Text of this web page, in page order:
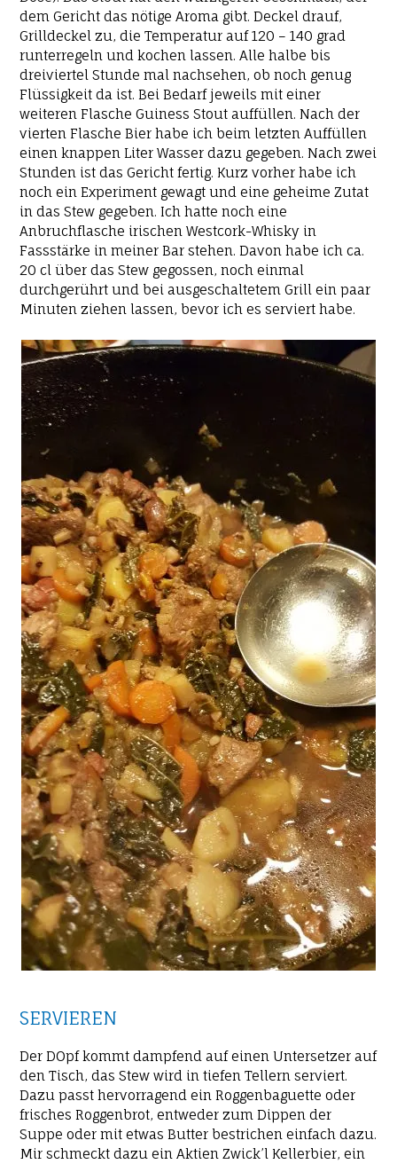
dem Gericht das nötige Aroma gibt. Deckel drauf,
Grilldeckel zu, die Temperatur auf 120 – 140 grad
runterregeln und kochen lassen. Alle halbe bis
dreiviertel Stunde mal nachsehen, ob noch genug
Flüssigkeit da ist. Bei Bedarf jeweils mit einer
weiteren Flasche Guiness Stout auffüllen. Nach der
vierten Flasche Bier habe ich beim letzten Auffüllen
einen knappen Liter Wasser dazu gegeben. Nach zwei
Stunden ist das Gericht fertig. Kurz vorher habe ich
noch ein Experiment gewagt und eine geheime Zutat
in das Stew gegeben. Ich hatte noch eine
Anbruchflasche irischen Westcork-Whisky in
Fassstärke in meiner Bar stehen. Davon habe ich ca.
20 cl über das Stew gegossen, noch einmal
durchgerührt und bei ausgeschaltetem Grill ein paar
Minuten ziehen lassen, bevor ich es serviert habe.
SERVIEREN
Der DOpf kommt dampfend auf einen Untersetzer auf
den Tisch, das Stew wird in tiefen Tellern serviert.
Dazu passt hervorragend ein Roggenbaguette oder
frisches Roggenbrot, entweder zum Dippen der
Suppe oder mit etwas Butter bestrichen einfach dazu.
Mir schmeckt dazu ein Aktien Zwick’l Kellerbier, ein